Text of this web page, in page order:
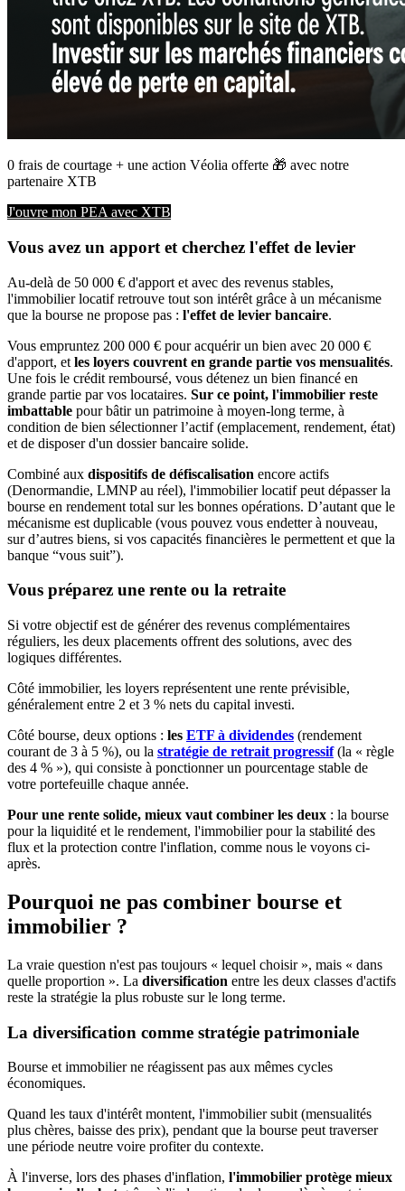
0 frais de courtage + une action Véolia offerte 🎁 avec notre
partenaire XTB
J'ouvre mon PEA avec XTB
Vous avez un apport et cherchez l'effet de levier
Au-delà de 50 000 € d'apport et avec des revenus stables,
l'immobilier locatif retrouve tout son intérêt grâce à un mécanisme
que la bourse ne propose pas : l'effet de levier bancaire.
Vous empruntez 200 000 € pour acquérir un bien avec 20 000 €
d'apport, et les loyers couvrent en grande partie vos mensualités.
Une fois le crédit remboursé, vous détenez un bien financé en
grande partie par vos locataires. Sur ce point, l'immobilier reste
imbattable pour bâtir un patrimoine à moyen-long terme, à
condition de bien sélectionner l’actif (emplacement, rendement, état)
et de disposer d'un dossier bancaire solide.
Combiné aux dispositifs de défiscalisation encore actifs
(Denormandie, LMNP au réel), l'immobilier locatif peut dépasser la
bourse en rendement total sur les bonnes opérations. D’autant que le
mécanisme est duplicable (vous pouvez vous endetter à nouveau,
sur d’autres biens, si vos capacités financières le permettent et que la
banque “vous suit”).
Vous préparez une rente ou la retraite
Si votre objectif est de générer des revenus complémentaires
réguliers, les deux placements offrent des solutions, avec des
logiques différentes.
Côté immobilier, les loyers représentent une rente prévisible,
généralement entre 2 et 3 % nets du capital investi.
Côté bourse, deux options : les ETF à dividendes (rendement
courant de 3 à 5 %), ou la stratégie de retrait progressif(la « règle
des 4 % »), qui consiste à ponctionner un pourcentage stable de
votre portefeuille chaque année.
Pour une rente solide, mieux vaut combiner les deux : la bourse
pour la liquidité et le rendement, l'immobilier pour la stabilité des
flux et la protection contre l'inflation, comme nous le voyons ci-
après.
Pourquoi ne pas combiner bourse et
immobilier ?
La vraie question n'est pas toujours « lequel choisir », mais « dans
quelle proportion ». La diversification entre les deux classes d'actifs
reste la stratégie la plus robuste sur le long terme.
La diversification comme stratégie patrimoniale
Bourse et immobilier ne réagissent pas aux mêmes cycles
économiques.
Quand les taux d'intérêt montent, l'immobilier subit (mensualités
plus chères, baisse des prix), pendant que la bourse peut traverser
une période neutre voire profiter du contexte.
À l'inverse, lors des phases d'inflation, l'immobilier protège mieux